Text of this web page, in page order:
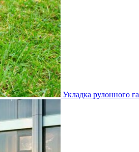
Укладка рулонного